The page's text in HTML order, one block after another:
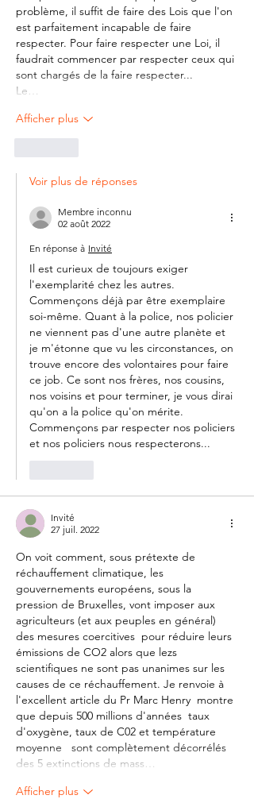
problème, il suffit de faire des Lois que l'on
est parfaitement incapable de faire
respecter. Pour faire respecter une Loi, il
faudrait commencer par respecter ceux qui
sont chargés de la faire respecter...
Le…
Afficher plus
Voir plus de réponses
Membre inconnu
02 août 2022
En réponse à Invité
Il est curieux de toujours exiger
l'exemplarité chez les autres.
Commençons déjà par être exemplaire
soi-même. Quant à la police, nos policier
ne viennent pas d'une autre planète et
je m'étonne que vu les circonstances, on
trouve encore des volontaires pour faire
ce job. Ce sont nos frères, nos cousins,
nos voisins et pour terminer, je vous dirai
qu'on a la police qu'on mérite.
Commençons par respecter nos policiers
et nos policiers nous respecterons...
Invité
27 juil. 2022
On voit comment, sous prétexte de
réchauffement climatique, les
gouvernements européens, sous la
pression de Bruxelles, vont imposer aux
agriculteurs (et aux peuples en général)
des mesures coercitives  pour réduire leurs
émissions de CO2 alors que lezs
scientifiques ne sont pas unanimes sur les
causes de ce réchauffement. Je renvoie à
l'excellent article du Pr Marc Henry  montre
que depuis 500 millions d'années  taux
d'oxygène, taux de C02 et température
moyenne   sont complètement décorrélés
des 5 extinctions de mass…
Afficher plus